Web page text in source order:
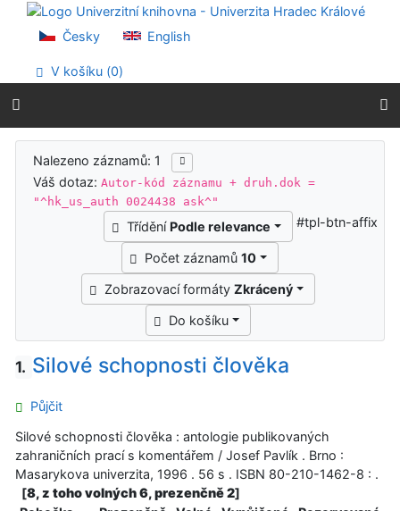
Přejít na obsah
Přejít na menu
Prohlášení o webové přístupnosti
Česky English
V košíku (0)
Výsledky vyhledávání
Nalezeno záznamů: 1
Váš dotaz:Autor-kód záznamu + druh.dok =
"^hk_us_auth 0024438 ask^"
Třídění Podle relevance
Počet záznamů 10
Zobrazovací formáty Zkrácený
Do košíku
#tpl-btn-affix
1. Silové schopnosti člověka
Půjčit
Silové schopnosti člověka : antologie publikovaných
zahraničních prací s komentářem / Josef Pavlík . Brno :
Masarykova univerzita, 1996 . 56 s . ISBN 80-210-1462-8 : .
[8, z toho volných 6, prezenčně 2]